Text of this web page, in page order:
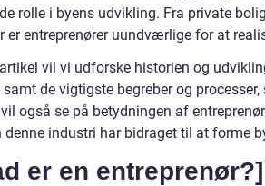
rolle i byens udvikling. Fra private
er entreprenører uundværlige for at
vil vi udforske historien og
samt de vigtigste begreber og
også se på betydningen af
denne industri har bidraget til at forme
er en entreprenør?]